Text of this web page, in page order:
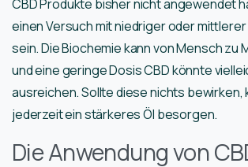
CBD Produkte bisher nicht angewendet
einen Versuch mit niedriger oder
sein. Die Biochemie kann von Mensch zu
und eine geringe Dosis CBD könnte
ausreichen. Sollte diese nichts bewirken,
jederzeit ein stärkeres Öl besorgen.
Die Anwendung von